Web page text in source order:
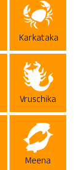
Karkataka
Vruschika
Meena